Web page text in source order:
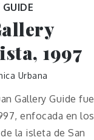
1997
Urbana
Gallery Guide fue
enfocada en los
la isleta de San